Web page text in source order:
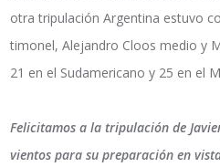
otra tripulación Argentina estuvo
timonel, Alejandro Cloos medio y
21 en el Sudamericano y 25 en el
Felicitamos a la tripulación de
vientos para su preparación en